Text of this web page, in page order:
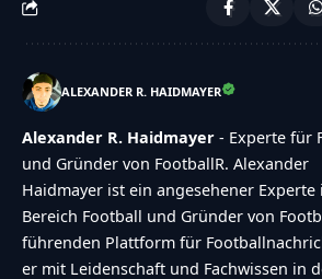
ALEXANDER R. HAIDMAYER
Alexander R. Haidmayer - Experte für
und Gründer von FootballR. Alexander
Haidmayer ist ein angesehener Experte
Bereich Football und Gründer von
führenden Plattform für
er mit Leidenschaft und Fachwissen in